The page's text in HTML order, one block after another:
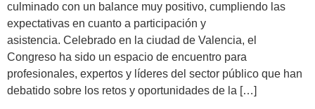
culminado con un balance muy positivo, cumpliendo las
expectativas en cuanto a participación y
asistencia. Celebrado en la ciudad de Valencia, el
Congreso ha sido un espacio de encuentro para
profesionales, expertos y líderes del sector público que han
debatido sobre los retos y oportunidades de la […]